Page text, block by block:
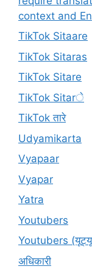
context and
TikTok Sitaare
TikTok Sitaras
TikTok Sitare
TikTok Sitarे
TikTok तारे
Udyamikarta
Vyapaar
Vyapar
Yatra
Youtubers
Youtubers
अधिकारी